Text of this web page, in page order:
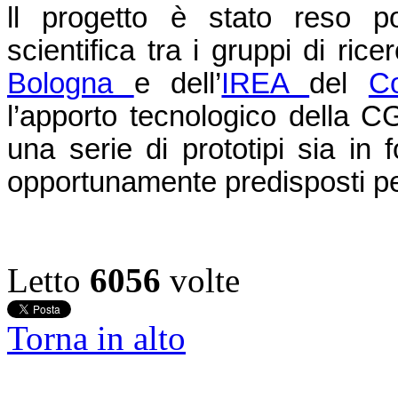
ll progetto è stato reso
scientifica tra i gruppi di
Bologna e dell’IREA del
l’apporto tecnologico della
una serie di prototipi sia in
opportunamente predisposti
Letto 6056 volte
Torna in alto